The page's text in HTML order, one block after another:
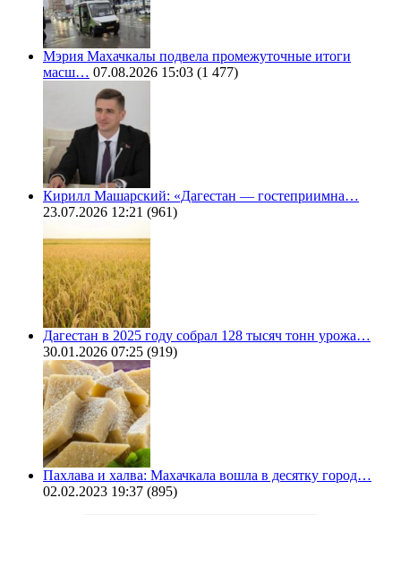
Мэрия Махачкалы подвела промежуточные итоги
масш… 07.08.2026 15:03 (1 477)
Кирилл Машарский: «Дагестан — гостеприимна…
23.07.2026 12:21 (961)
Дагестан в 2025 году собрал 128 тысяч тонн урожа…
30.01.2026 07:25 (919)
Пахлава и халва: Махачкала вошла в десятку город…
02.02.2023 19:37 (895)